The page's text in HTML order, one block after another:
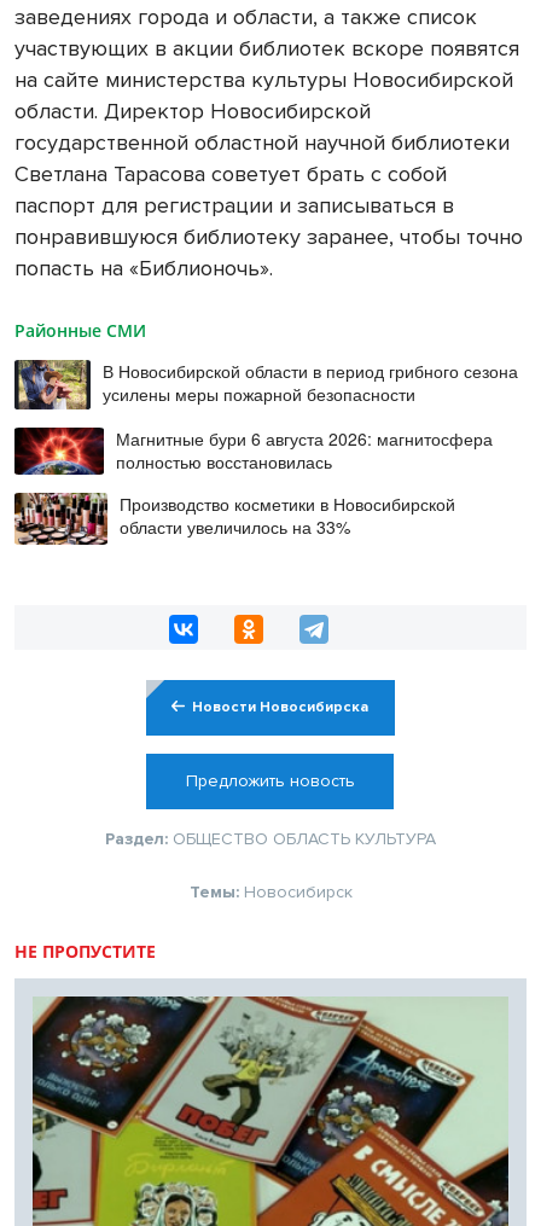
заведениях города и области, а также список
участвующих в акции библиотек вскоре появятся
на сайте министерства культуры Новосибирской
области. Директор Новосибирской
государственной областной научной библиотеки
Светлана Тарасова советует брать с собой
паспорт для регистрации и записываться в
понравившуюся библиотеку заранее, чтобы точно
попасть на «Библионочь».
Районные СМИ
В Новосибирской области в период грибного сезона
усилены меры пожарной безопасности
Магнитные бури 6 августа 2026: магнитосфера
полностью восстановилась
Производство косметики в Новосибирской
области увеличилось на 33%
Новости Новосибирска
Предложить новость
Раздел: ОБЩЕСТВО ОБЛАСТЬ КУЛЬТУРА
Темы: Новосибирск
НЕ ПРОПУСТИТЕ